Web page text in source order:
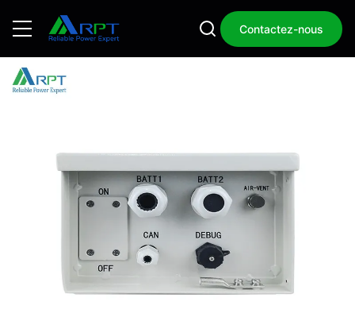
Contactez-nous